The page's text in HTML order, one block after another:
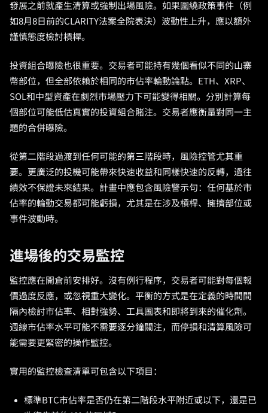
發展之前就產生清算或強制出場風險。如果圍繞政策事件（例
如8月8日前的CLARITY法案全院表決）波動性上升，應以額外
謹慎態度檢討槓桿。
投資組合曝險也很重要。交易者可能持有幾個看似不同的山寨
幣部位，但全部依賴於相同的市佔率輪動論點。ETH、XRP、
SOL和中型資產在劇烈市場壓力下可能變得相關。分別計算每
個部位可能低估真實的投資組合賭注。交易者應衡量對同一主
題的合併曝險。
從第二階段過渡到任何可能的第三階段時，風險控管尤其重
要。更廣泛的投機可能帶來快速收益和同樣快速的反轉，過往
績效不保證未來結果。計畫中應包含風險警示句：任何基於市
佔率的輪動交易都可能虧損，尤其是在涉及槓桿、擁擠部位或
事件波動時。
進場後的交易監控
監控應在開倉前安排好。沒有例行程序，交易者可能對每個報
價過度反應，或忽視重大變化。平衡的方式是在定義的時間間
隔內檢討市佔率、相對強勢、工具圖表和即將到來的催化劑。
週線市佔率水平可能不需要逐分鐘關注，而停損和清算風險可
能需要更緊密的操作監控。
實用的監控檢查清單可包含以下項目：
標準BTC市佔率是否仍在第二階段水平附近或以下，還是已